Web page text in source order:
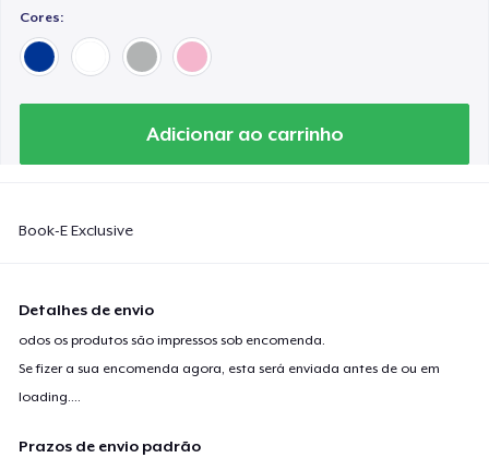
Cores:
Adicionar ao carrinho
Book-E Exclusive
Detalhes de envio
odos os produtos são impressos sob encomenda.
Se fizer a sua encomenda agora, esta será enviada antes de ou em
loading....
Prazos de envio padrão